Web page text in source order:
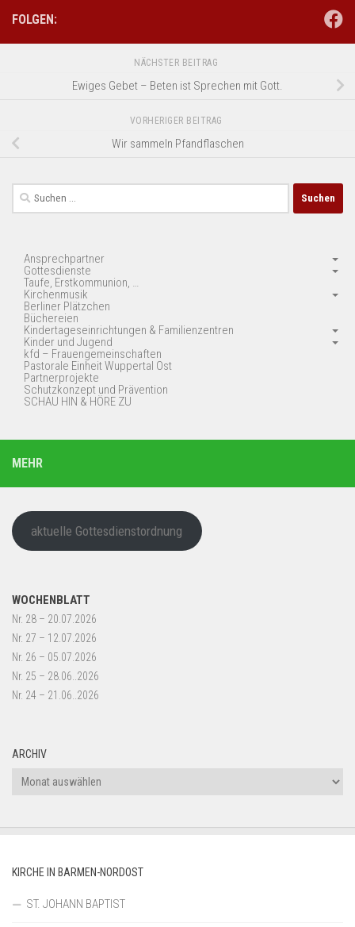
FOLGEN:
NÄCHSTER BEITRAG
Ewiges Gebet – Beten ist Sprechen mit Gott.
VORHERIGER BEITRAG
Wir sammeln Pfandflaschen
Suchen
nach:
Ansprechpartner
Gottesdienste
Taufe, Erstkommunion, …
Kirchenmusik
Berliner Plätzchen
Büchereien
Kindertageseinrichtungen & Familienzentren
Kinder und Jugend
kfd – Frauengemeinschaften
Pastorale Einheit Wuppertal Ost
Partnerprojekte
Schutzkonzept und Prävention
SCHAU HIN & HÖRE ZU
MEHR
aktuelle Gottesdienstordnung
WOCHENBLATT
Nr. 28 – 20.07.2026
Nr. 27 – 12.07.2026
Nr. 26 – 05.07.2026
Nr. 25 – 28.06..2026
Nr. 24 – 21.06..2026
ARCHIV
Archiv
KIRCHE IN BARMEN-NORDOST
ST. JOHANN BAPTIST